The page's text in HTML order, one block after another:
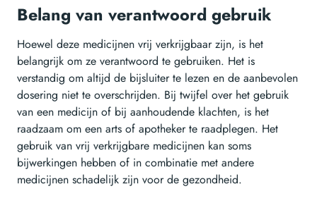
Belang van verantwoord gebruik
Hoewel deze medicijnen vrij verkrijgbaar zijn, is het
belangrijk om ze verantwoord te gebruiken. Het is
verstandig om altijd de bijsluiter te lezen en de aanbevolen
dosering niet te overschrijden. Bij twijfel over het gebruik
van een medicijn of bij aanhoudende klachten, is het
raadzaam om een arts of apotheker te raadplegen. Het
gebruik van vrij verkrijgbare medicijnen kan soms
bijwerkingen hebben of in combinatie met andere
medicijnen schadelijk zijn voor de gezondheid.